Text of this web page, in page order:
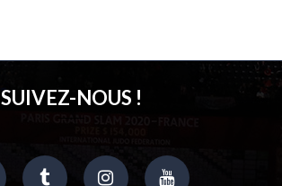
SUIVEZ-NOUS !